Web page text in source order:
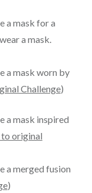
a mask for a
a mask.
a mask worn by
Challenge)
a mask inspired
to original
a merged fusion
)